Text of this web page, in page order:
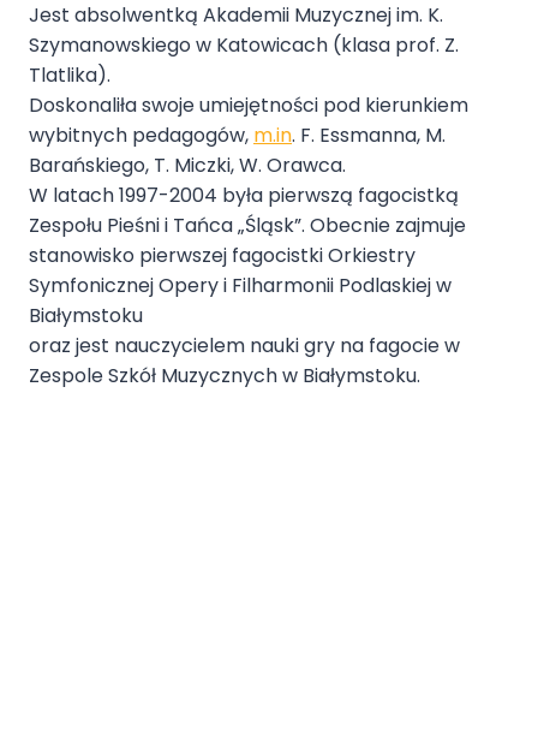
Jest absolwentką Akademii Muzycznej im. K.
Szymanowskiego w Katowicach (klasa prof. Z.
Tlatlika).
Doskonaliła swoje umiejętności pod kierunkiem
wybitnych pedagogów, m.in. F. Essmanna, M.
Barańskiego, T. Miczki, W. Orawca.
W latach 1997-2004 była pierwszą fagocistką
Zespołu Pieśni i Tańca „Śląsk”. Obecnie zajmuje
stanowisko pierwszej fagocistki Orkiestry
Symfonicznej Opery i Filharmonii Podlaskiej w
Białymstoku
oraz jest nauczycielem nauki gry na fagocie w
Zespole Szkół Muzycznych w Białymstoku.